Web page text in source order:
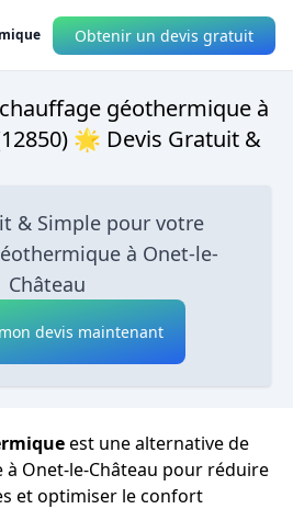
Obtenir un devis gratuit
géothermique à
🌟 Devis Gratuit &
& Simple pour votre
à Onet-le-
Château
devis maintenant
est une alternative de
Onet-le-Château pour réduire
et optimiser le confort